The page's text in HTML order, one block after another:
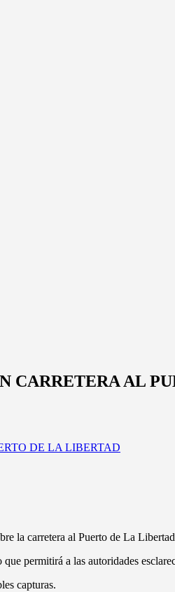
CARRETERA AL
la carretera al Puerto de La
permitirá a las autoridades
capturas.